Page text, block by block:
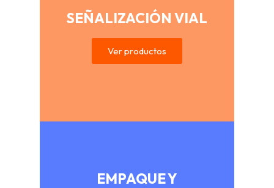
SEÑALIZACIÓN VIAL
Ver productos
EMPAQUE Y